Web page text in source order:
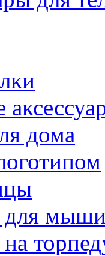
дома
для